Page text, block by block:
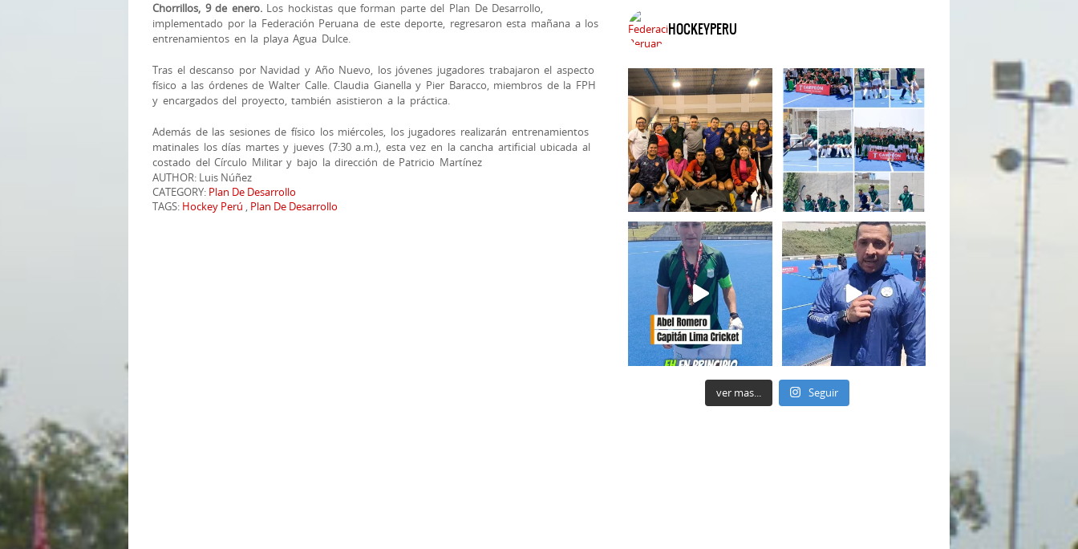
Chorrillos, 9 de enero.Los hockistas que forman parte del Plan De Desarrollo,
implementado por la Federación Peruana de este deporte, regresaron esta mañana a los
entrenamientos en la playa Agua Dulce.
Tras el descanso por Navidad y Año Nuevo, los jóvenes jugadores trabajaron el aspecto
físico a las órdenes de Walter Calle. Claudia Gianella y Pier Baracco, miembros de la FPH
y encargados del proyecto, también asistieron a la práctica.
Además de las sesiones de físico los miércoles, los jugadores realizarán entrenamientos
matinales los días martes y jueves (7:30 a.m.), esta vez en la cancha artificial ubicada al
costado del Círculo Militar y bajo la dirección de Patricio Martínez
AUTHOR: Luis Núñez
CATEGORY: Plan De Desarrollo
TAGS: Hockey Perú , Plan De Desarrollo
HOCKEYPERU
ver mas... Seguir